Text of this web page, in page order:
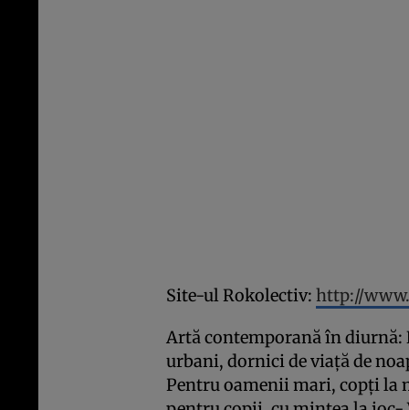
Site-ul Rokolectiv: http://
Artă contemporană în diurnă:
urbani, dornici de viaţă de
Pentru oamenii mari, copţi la